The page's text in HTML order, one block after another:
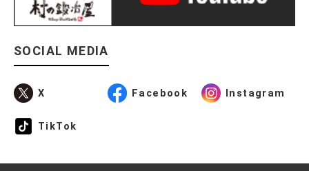
SOCIAL MEDIA
X Facebook Instagram
TikTok